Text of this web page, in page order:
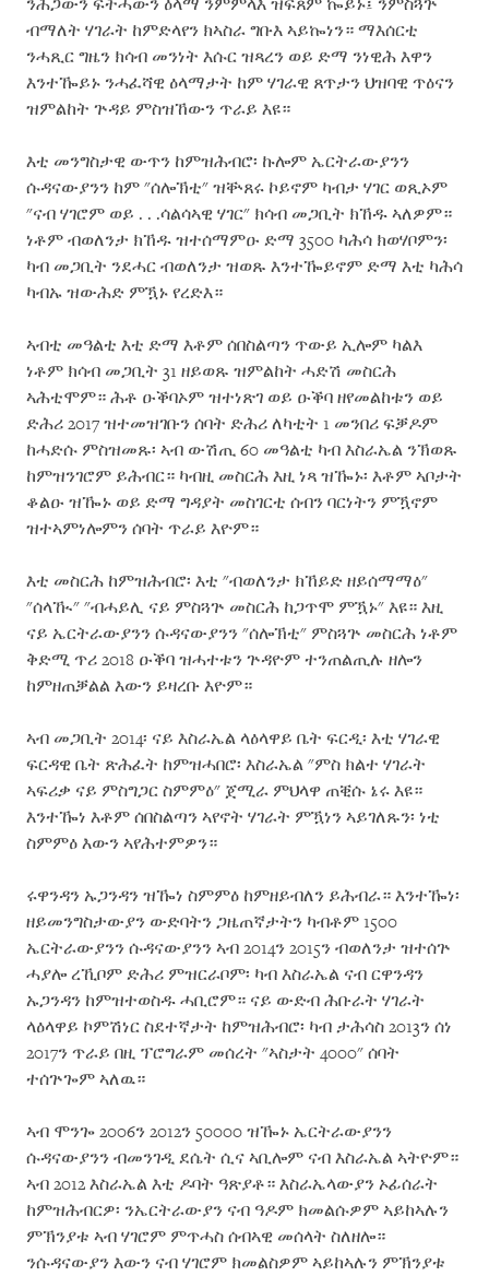
ንሕጋውን ፍትሓውን ዕላማ ንምምላእ ዝፍጸም ኰይኑ፤ ንምስጓጕ
ብማለት ሃገራት ከምድላየን ክኣስራ ግቡእ ኣይኰነን። ማእሰርቲ
ንሓጺር ግዜን ክሳብ መንነት እሱር ዝጻረን ወይ ድማ ንነዊሕ እዋን
እንተዀይኑ ንሓፈሻዊ ዕላማታት ከም ሃገራዊ ጸጥታን ህዝባዊ ጥዕናን
ዝምልከት ጕዳይ ምስዝኸውን ጥራይ እዩ።
እቲ መንግስታዊ ውጥን ከምዝሕብሮ፡ ኩሎም ኤርትራውያንን
ሱዳናውያንን ከም "ሰሎኽቲ" ዝቝጸሩ ኮይኖም ካብታ ሃገር ወጺኦም
"ናብ ሃገሮም ወይ . . .ሳልሳኣዊ ሃገር" ክሳብ መጋቢት ክኸዱ ኣለዎም።
ነቶም ብወለንታ ክኸዱ ዝተሰማምዑ ድማ 3500 ካሕሳ ክወሃቦምን፡
ካብ መጋቢት ንደሓር ብወለንታ ዝወጹ እንተዀይኖም ድማ እቲ ካሕሳ
ካብኡ ዝውሕድ ምዃኑ የረድእ።
ኣብቲ መዓልቲ እቲ ድማ እቶም ሰበስልጣን ጥውይ ኢሎም ካልእ
ነቶም ክሳብ መጋቢት 31 ዘይወጹ ዝምልከት ሓድሽ መስርሕ
ኣሕቲሞም። ሕቶ ዑቕባኦም ዝተነጽገ ወይ ዑቕባ ዘየመልከቱን ወይ
ድሕሪ 2017 ዝተመዝገቡን ሰባት ድሕሪ ለካቲት 1 መንበሪ ፍቓዶም
ከሓድሱ ምስዝመጹ፡ ኣብ ውሽጢ 60 መዓልቲ ካብ እስራኤል ንኽወጹ
ከምዝንገሮም ይሕብር። ካብዚ መስርሕ እዚ ነጻ ዝዀኑ፡ እቶም ኣቦታት
ቆልዑ ዝዀኑ ወይ ድማ ግዳያት መስገርቲ ሰብን ባርነትን ምዃኖም
ዝተኣምነሎምን ሰባት ጥራይ እዮም።
እቲ መስርሕ ከምዝሕብሮ፡ እቲ "ብወለንታ ክኸይድ ዘይሰማማዕ"
"ሰላዂ" "ብሓይሊ ናይ ምስጓጕ መስርሕ ከጋጥሞ ምዃኑ" እዩ። እዚ
ናይ ኤርትራውያንን ሱዳናውያንን "ሰሎኽቲ" ምስጓጕ መስርሕ ነቶም
ቅድሚ ጥሪ 2018 ዑቕባ ዝሓተቱን ጕዳዮም ተንጠልጢሉ ዘሎን
ከምዘጠቓልል እውን ይዛረቡ እዮም።
ኣብ መጋቢት 2014፡ ናይ እስራኤል ላዕላዋይ ቤት ፍርዲ፡ እቲ ሃገራዊ
ፍርዳዊ ቤት ጽሕፈት ከምዝሓበሮ፡ እስራኤል "ምስ ክልተ ሃገራት
ኣፍሪቃ ናይ ምስግጋር ስምምዕ" ጀሚራ ምህላዋ ጠቒሱ ኔሩ እዩ።
እንተዀነ እቶም ሰበስልጣን ኣየኖት ሃገራት ምዃነን ኣይገለጹን፡ ነቲ
ስምምዕ እውን ኣየሕተምዎን።
ሩዋንዳን ኡጋንዳን ዝዀነ ስምምዕ ከምዘይብለን ይሕብራ። እንተዀነ፡
ዘይመንግስታውያን ውድባትን ጋዜጠኛታትን ካብቶም 1500
ኤርትራውያንን ሱዳናውያንን ኣብ 2014ን 2015ን ብወለንታ ዝተሰጕ
ሓያሎ ረኺቦም ድሕሪ ምዝርራቦም፡ ካብ እስራኤል ናብ ርዋንዳን
ኡጋንዳን ከምዝተወስዱ ሓቢሮም። ናይ ውድብ ሕቡራት ሃገራት
ላዕላዋይ ኮምሽነር ስደተኛታት ከምዝሕብሮ፡ ካብ ታሕሳስ 2013ን ሰነ
2017ን ጥራይ በዚ ፕሮግራም መሰረት "ኣስታት 4000" ሰባት
ተሰጕጐም ኣለዉ።
ኣብ ሞንጐ 2006ን 2012ን 50000 ዝዀኑ ኤርትራውያንን
ሱዳናውያንን ብመንገዲ ደሴት ሲና ኣቢሎም ናብ እስራኤል ኣትዮም።
ኣብ 2012 እስራኤል እቲ ዶባት ዓጽያቶ። እስራኤላውያን ኦፊሰራት
ከምዝሕብርዎ፡ ንኤርትራውያን ናብ ዓዶም ክመልሱዎም ኣይከኣሉን
ምኽንያቱ ኣብ ሃገሮም ምጥሓስ ሰብኣዊ መሰላት ስለዘሎ።
ንሱዳናውያን እውን ናብ ሃገሮም ክመልስዎም ኣይከኣሉን ምኽንያቱ